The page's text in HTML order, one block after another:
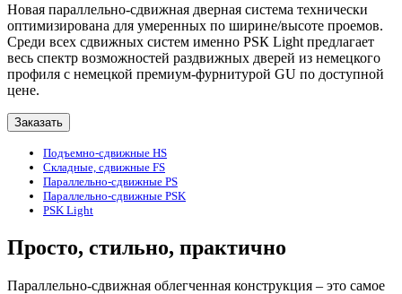
Новая параллельно-сдвижная дверная система технически
оптимизирована для умеренных по ширине/высоте проемов.
Среди всех сдвижных систем именно PSК Light предлагает
весь спектр возможностей раздвижных дверей из немецкого
профиля с немецкой премиум-фурнитурой GU по доступной
цене.
Заказать
Подъемно-сдвижные HS
Складные, сдвижные FS
Параллельно-сдвижные PS
Параллельно-сдвижные PSK
PSK Light
Просто, стильно, практично
Параллельно-сдвижная облегченная конструкция – это самое